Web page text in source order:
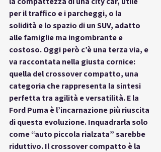
per il traffico e i parcheggi, o la
solidità e lo spazio di un SUV, adatto
alle famiglie ma ingombrante e
costoso. Oggi però c’è una terza via, e
va raccontata nella giusta cornice:
quella del crossover compatto, una
categoria che rappresenta la sintesi
perfetta tra agilità e versatilità. E la
Ford Puma è l’incarnazione più riuscita
di questa evoluzione. Inquadrarla solo
come “auto piccola rialzata” sarebbe
riduttivo. Il crossover compatto è la